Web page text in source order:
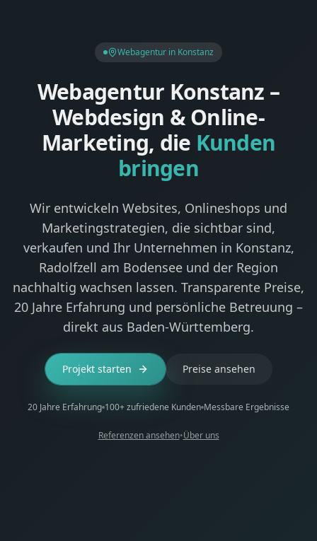
Webagentur in Konstanz
Webagentur Konstanz –
Webdesign & Online-
Marketing, die Kunden
bringen
Wir entwickeln Websites, Onlineshops und
Marketingstrategien, die sichtbar sind,
verkaufen und Ihr Unternehmen in Konstanz,
Radolfzell am Bodensee und der Region
nachhaltig wachsen lassen. Transparente Preise,
20 Jahre Erfahrung und persönliche Betreuung –
direkt aus Baden-Württemberg.
Projekt starten Preise ansehen
20 Jahre Erfahrung 100+ zufriedene Kunden Messbare Ergebnisse
Referenzen ansehen•Über uns